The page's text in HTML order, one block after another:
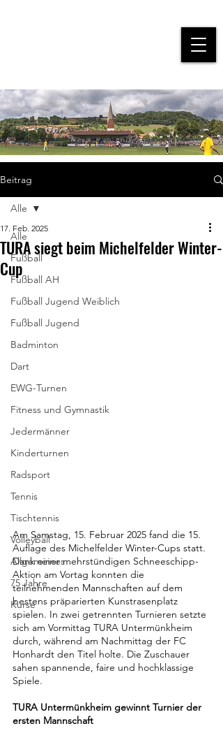
Beitrag
Alle
Fußball
Fußball AH
Fußball Jugend Weiblich
Fußball Jugend
Badminton
Dart
EWG-Turnen
Fitness und Gymnastik
Jedermänner
Kinderturnen
Radsport
Tennis
Tischtennis
Volleyball
Allgemeines
75 Jahre
Kurse
Alle
TURA siegt beim Michelfelder Winter-
Cup
17. Feb. 2025
Am Samstag, 15. Februar 2025 fand die 15.
Auflage des Michelfelder Winter-Cups statt.
Dank einer mehrstündigen Schneeschipp-
Aktion am Vortag konnten die
teilnehmenden Mannschaften auf dem
bestens präparierten Kunstrasenplatz
spielen. In zwei getrennten Turnieren setzte
sich am Vormittag TURA Untermünkheim
durch, während am Nachmittag der FC
Honhardt den Titel holte. Die Zuschauer
sahen spannende, faire und hochklassige
Spiele.
TURA Untermünkheim gewinnt Turnier der
ersten Mannschaft